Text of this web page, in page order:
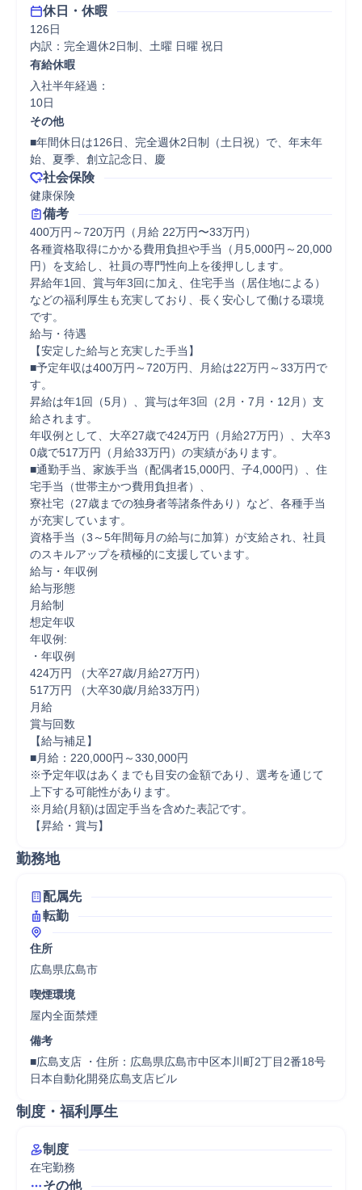
休日・休暇
126日
内訳：完全週休2日制、土曜 日曜 祝日
有給休暇
入社半年経過：
10日
その他
■年間休日は126日、完全週休2日制（土日祝）で、年末年
始、夏季、創立記念日、慶
社会保険
健康保険
備考
400万円～720万円（月給 22万円〜33万円）
各種資格取得にかかる費用負担や手当（月5,000円～20,000
円）を支給し、社員の専門性向上を後押しします。
昇給年1回、賞与年3回に加え、住宅手当（居住地による）
などの福利厚生も充実しており、長く安心して働ける環境
です。
給与・待遇
【安定した給与と充実した手当】
■予定年収は400万円～720万円、月給は22万円～33万円で
す。
昇給は年1回（5月）、賞与は年3回（2月・7月・12月）支
給されます。
年収例として、大卒27歳で424万円（月給27万円）、大卒3
0歳で517万円（月給33万円）の実績があります。
■通勤手当、家族手当（配偶者15,000円、子4,000円）、住
宅手当（世帯主かつ費用負担者）、
寮社宅（27歳までの独身者等諸条件あり）など、各種手当
が充実しています。
資格手当（3～5年間毎月の給与に加算）が支給され、社員
のスキルアップを積極的に支援しています。
給与・年収例
給与形態
月給制
想定年収
年収例:
・年収例
424万円 （大卒27歳/月給27万円）
517万円 （大卒30歳/月給33万円）
月給
賞与回数
【給与補足】
■月給：220,000円～330,000円
※予定年収はあくまでも目安の金額であり、選考を通じて
上下する可能性があります。
※月給(月額)は固定手当を含めた表記です。
【昇給・賞与】
勤務地
配属先
転勤
住所
広島県広島市
喫煙環境
屋内全面禁煙
備考
■広島支店 ・住所：広島県広島市中区本川町2丁目2番18号
日本自動化開発広島支店ビル
制度・福利厚生
制度
在宅勤務
その他